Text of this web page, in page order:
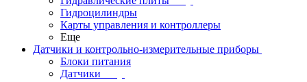
Гидроцилиндры
Карты управления и контроллеры
Еще
Датчики и контрольно-измерительные приборы
Блоки питания
Датчики